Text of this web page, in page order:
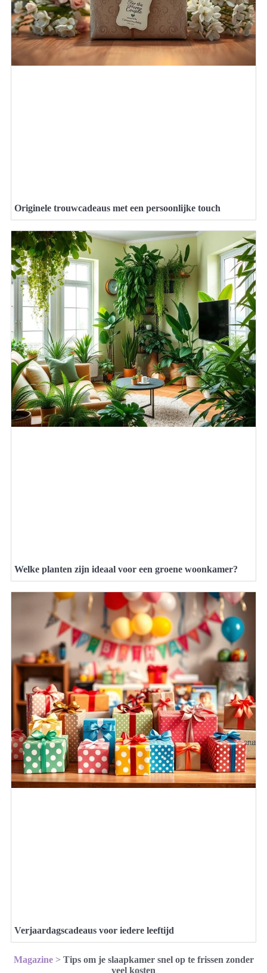
Originele trouwcadeaus met een persoonlijke touch
Welke planten zijn ideaal voor een groene woonkamer?
Verjaardagscadeaus voor iedere leeftijd
Magazine> Tips om je slaapkamer snel op te frissen zonder
veel kosten